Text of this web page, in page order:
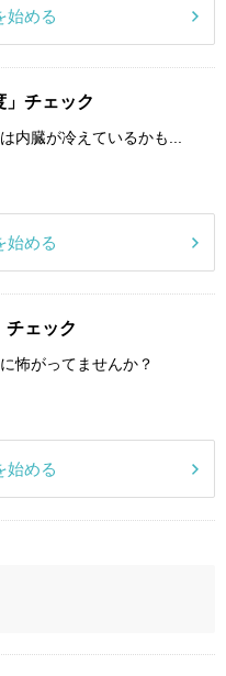
始める
」チェック
内臓が冷えているかも...
始める
チェック
怖がってませんか？
始める